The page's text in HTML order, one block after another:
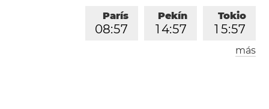
Tokio
1 5:57
Pekín
1 4:57
París
08:57
Londres
más